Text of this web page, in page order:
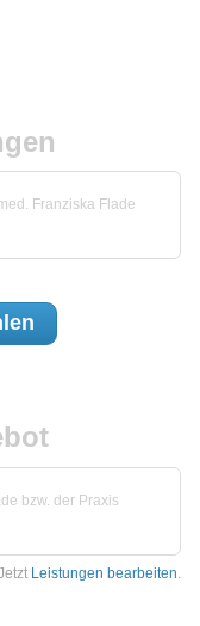
Franziska Flade
bzw. der Praxis
Leistungen bearbeiten.